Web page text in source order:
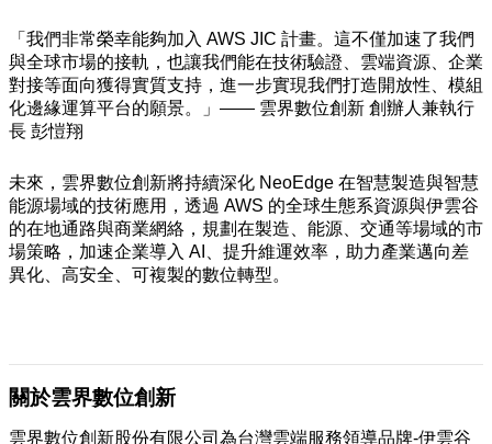
「我們非常榮幸能夠加入 AWS JIC 計畫。這不僅加速了我們
與全球市場的接軌，也讓我們能在技術驗證、雲端資源、企業
對接等面向獲得實質支持，進一步實現我們打造開放性、模組
化邊緣運算平台的願景。」—— 雲界數位創新 創辦人兼執行
長 彭愷翔
未來，雲界數位創新將持續深化 NeoEdge 在智慧製造與智慧
能源場域的技術應用，透過 AWS 的全球生態系資源與伊雲谷
的在地通路與商業網絡，規劃在製造、能源、交通等場域的市
場策略，加速企業導入 AI、提升維運效率，助力產業邁向差
異化、高安全、可複製的數位轉型。
關於雲界數位創新
雲界數位創新股份有限公司為台灣雲端服務領導品牌-伊雲谷